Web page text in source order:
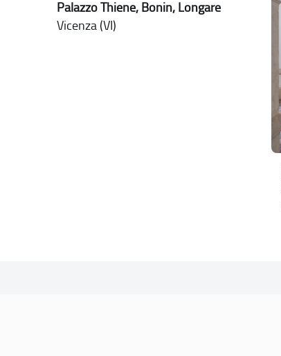
Palazzo Thiene, Bonin, Longare
Vicenza (VI)